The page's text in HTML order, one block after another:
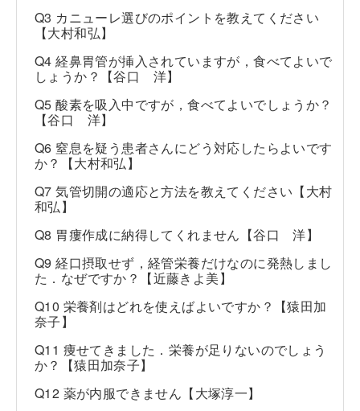
Q3 カニューレ選びのポイントを教えてください
【大村和弘】
Q4 経鼻胃管が挿入されていますが，食べてよいで
しょうか？【谷口 洋】
Q5 酸素を吸入中ですが，食べてよいでしょうか？
【谷口 洋】
Q6 窒息を疑う患者さんにどう対応したらよいです
か？【大村和弘】
Q7 気管切開の適応と方法を教えてください【大村
和弘】
Q8 胃瘻作成に納得してくれません【谷口 洋】
Q9 経口摂取せず，経管栄養だけなのに発熱しまし
た．なぜですか？【近藤きよ美】
Q10 栄養剤はどれを使えばよいですか？【猿田加
奈子】
Q11 痩せてきました．栄養が足りないのでしょう
か？【猿田加奈子】
Q12 薬が内服できません【大塚淳一】